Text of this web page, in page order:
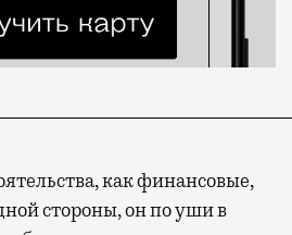
как финансовые,
стороны, он по уши в